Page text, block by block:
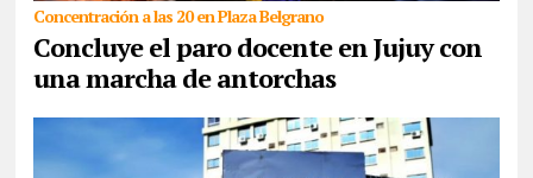
Concentración a las 20 en Plaza Belgrano
Concluye el paro docente en Jujuy con
una marcha de antorchas